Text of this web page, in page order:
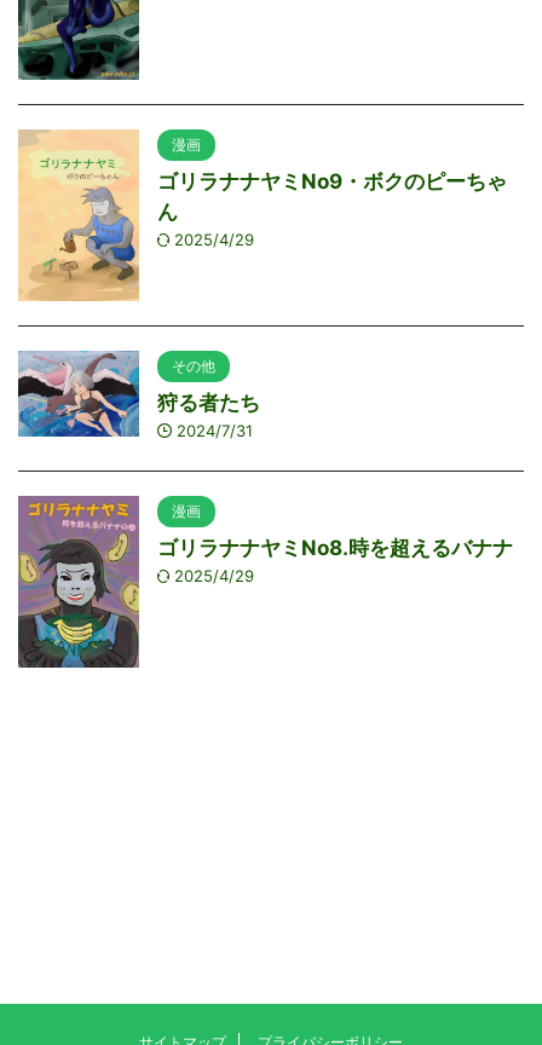
漫画
ゴリラナナヤミNo9・ボクのピーちゃ
ん
2025/4/29
その他
狩る者たち
2024/7/31
漫画
ゴリラナナヤミNo8.時を超えるバナナ
2025/4/29